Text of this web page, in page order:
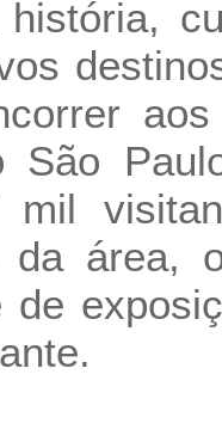
São
da área,
de